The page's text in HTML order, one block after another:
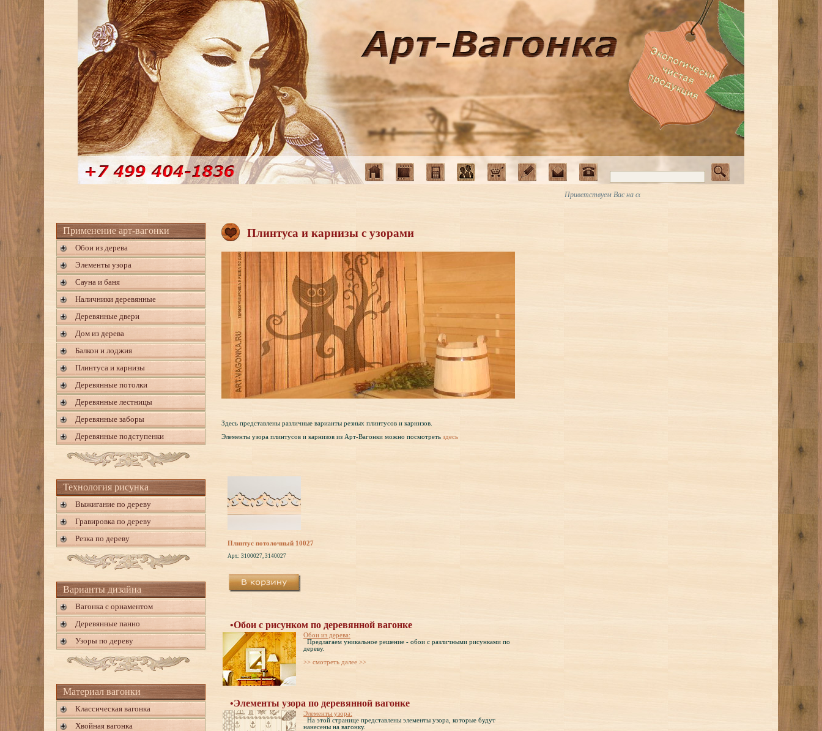
Приветствуем Вас на сайте Art-Vagonka.ru. Плинтуса и карнизы с узорами • Здесь
Применение арт-вагонки
Обои из дерева
Элементы узора
Сауна и баня
Наличники деревянные
Деревянные двери
Дом из дерева
Балкон и лоджия
Плинтуса и карнизы
Деревянные потолки
Деревянные лестницы
Деревянные заборы
Деревянные подступенки
Технология рисунка
Выжигание по дереву
Гравировка по дереву
Резка по дереву
Варианты дизайна
Вагонка с орнаментом
Деревянные панно
Узоры по дереву
Материал вагонки
Классическая вагонка
Хвойная вагонка
Плинтуса и карнизы с узорами
Здесь представлены различные варианты резных плинтусов и карнизов.
Элементы узора плинтусов и карнизов из Арт-Вагонки можно посмотреть здесь
Плинтус потолочный 10027
Арт.: 3100027, 3140027
•Обои с рисунком по деревянной вагонке
Обои из дерева:
Предлагаем уникальное решение - обои с различными рисунками по
дереву.
>> cмотреть далее >>
•Элементы узора по деревянной вагонке
Элементы узора:
На этой странице представлены элементы узора, которые будут
нанесены на вагонку.